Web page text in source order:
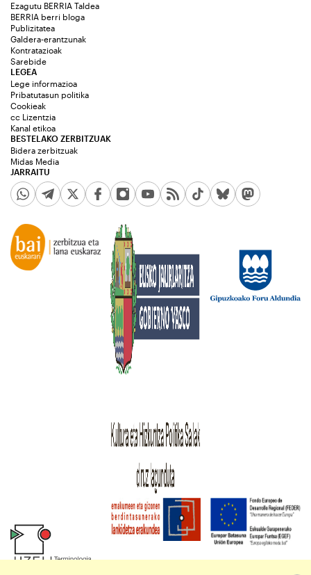
Ezagutu BERRIA Taldea
BERRIA berri bloga
Publizitatea
Galdera-erantzunak
Kontratazioak
Sarebide
JARRAITU
LEGEA
Lege informazioa
Pribatutasun politika
Cookieak
cc Lizentzia
Kanal etikoa
BESTELAKO ZERBITZUAK
Bidera zerbitzuak
Midas Media